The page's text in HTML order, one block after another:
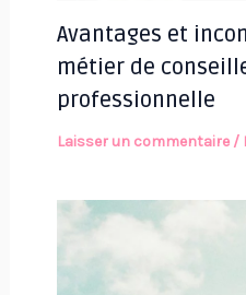
Avantages et
métier de
professionnelle
Laisser un commentaire /